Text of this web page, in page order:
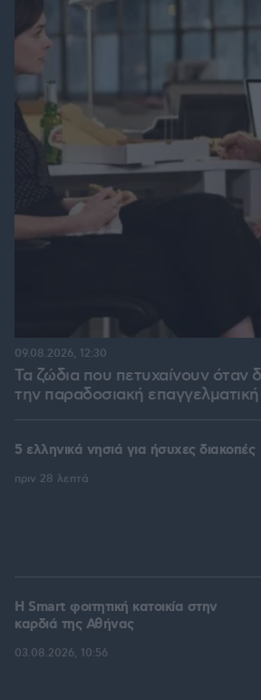
Τα ζώδια που πετυχαίνουν όταν
την παραδοσιακή
09.08.2026, 12:30
5 ελληνικά νησιά για ήσυχες διακοπές
πριν 28 λεπτά
Η Smart φοιτητική κατοικία στην
καρδιά της Αθήνας
03.08.2026, 10:56